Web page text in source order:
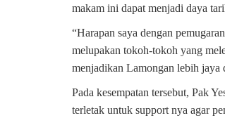
makam ini dapat menjadi daya
“Harapan saya dengan
melupakan tokoh-tokoh yang
menjadikan Lamongan lebih jaya
Pada kesempatan tersebut, Pak
terletak untuk support nya agar